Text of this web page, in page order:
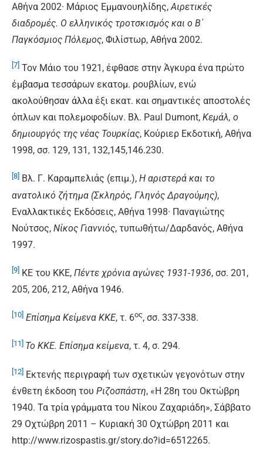
Αθήνα 2002· Μάριος Εμμανουηλίδης,Αιρετικές
διαδρομές. Ο ελληνικός τροτσκισμός και ο Β΄
Παγκόσμιος Πόλεμος, Φιλίστωρ, Αθήνα 2002.
[7] Τον Μάιο του 1921, έφθασε στην Άγκυρα ένα πρώτο
έμβασμα τεσσάρων εκατομ. ρουβλίων, ενώ
ακολούθησαν άλλα έξι εκατ. και σημαντικές αποστολές
όπλων και πολεμοφοδίων. Βλ. Paul Dumont, Κεμάλ, ο
δημιουργός της νέας Τουρκίας, Κούριερ Εκδοτική, Αθήνα
1998, σσ. 129, 131, 132,145,146.230.
[8] Βλ. Γ. Καραμπελιάς (επιμ.), Η αριστερά και το
ανατολικό ζήτημα (Σκληρός, Γληνός Δραγούμης),
Εναλλακτικές Εκδόσεις, Αθήνα 1998· Παναγιώτης
Νούτσος, Νίκος Γιαννιός, τυπωθήτω/Δαρδανός, Αθήνα
1997.
[9] ΚΕ του ΚΚΕ, Πέντε χρόνια αγώνες 1931-1936, σσ. 201,
205, 206, 212, Αθήνα 1946.
[10] Επίσημα Κείμενα ΚΚΕ, τ. 6ος, σσ. 337-338.
[11] Το ΚΚΕ. Επίσημα κείμενα, τ. 4, σ. 294.
[12] Εκτενής περιγραφή των σχετικών γεγονότων στην
ένθετη έκδοση του Ριζοσπάστη, «Η 28η του Οκτώβρη
1940. Τα τρία γράμματα του Νίκου Ζαχαριάδη», Σάββατο
29 Οχτώβρη 2011 – Κυριακή 30 Οχτώβρη 2011 και
http://www.rizospastis.gr/story.do?id=6512265.